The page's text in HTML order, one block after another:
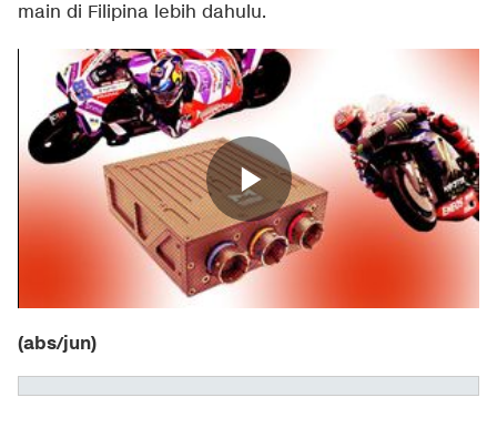
main di Filipina lebih dahulu.
(abs/jun)